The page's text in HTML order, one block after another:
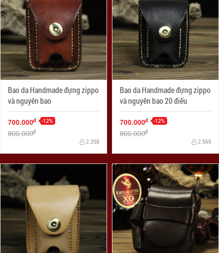
Bao da Handmade đựng zippo
và nguyên bao
700.000đ -12%
800.000đ
2.208
Bao da Handmade đựng zippo
và nguyên bao 20 điếu
700.000đ -12%
800.000đ
2.569